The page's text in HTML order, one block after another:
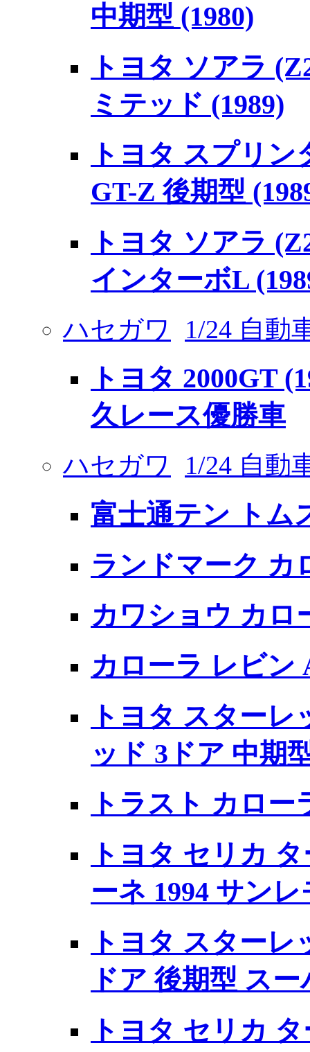
中期型 (1980)
トヨタ ソアラ
ミテッド (1989)
トヨタ スプリ
GT-Z 後期型
トヨタ ソアラ
インターボL
ハセガワ 1/24 自動
トヨタ 2000GT
久レース優勝車
ハセガワ 1/24 自動
富士通テン トム
ランドマーク カ
カワショウ カロ
カローラ レビン
トヨタ スターレ
ッド 3ドア 中期
トラスト カロー
トヨタ セリカ
ーネ 1994 サン
トヨタ スターレ
ドア 後期型 ス
トヨタ セリカ